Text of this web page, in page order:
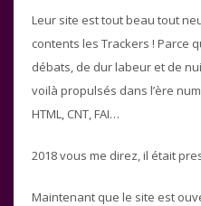
Leur site est tout beau tout
contents les Trackers ! Parce
débats, de dur labeur et de
voilà propulsés dans l’ère
HTML, CNT, FAI…
2018 vous me direz, il était
Maintenant que le site est